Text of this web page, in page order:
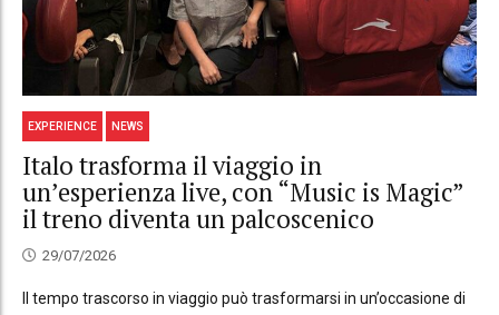
EXPERIENCE NEWS
Italo trasforma il viaggio in
un’esperienza live, con “Music is Magic”
il treno diventa un palcoscenico
29/07/2026
Il tempo trascorso in viaggio può trasformarsi in un’occasione di